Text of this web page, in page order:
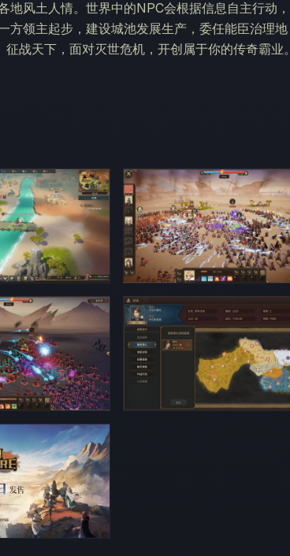
风土人情。世界中的NPC会根据信息自主行动，
方领主起步，建设城池发展生产，委任能臣治理地
战天下，面对灭世危机，开创属于你的传奇霸业。